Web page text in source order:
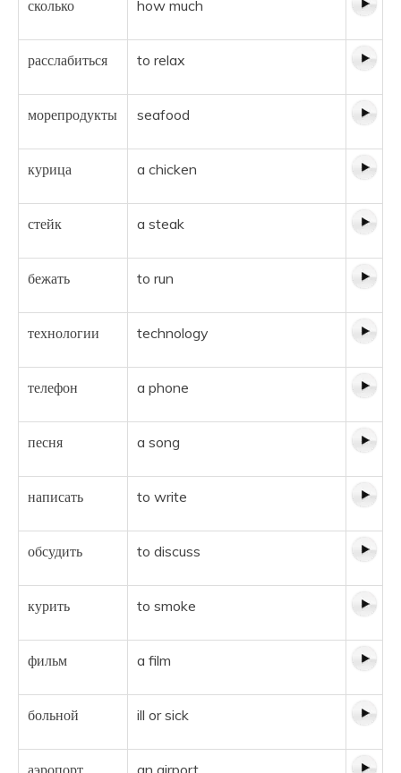
сколько how much
расслабиться to relax
морепродукты seafood
курица a chicken
стейк a steak
бежать to run
технологии technology
телефон a phone
песня a song
написать to write
обсудить to discuss
курить to smoke
фильм a film
больной ill or sick
аэропорт an airport